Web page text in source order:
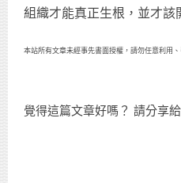
組織才能真正生根，並才該
本站所有文章未經事先書面授權，請勿任意利用、
覺得這篇文章好嗎？ 請分享